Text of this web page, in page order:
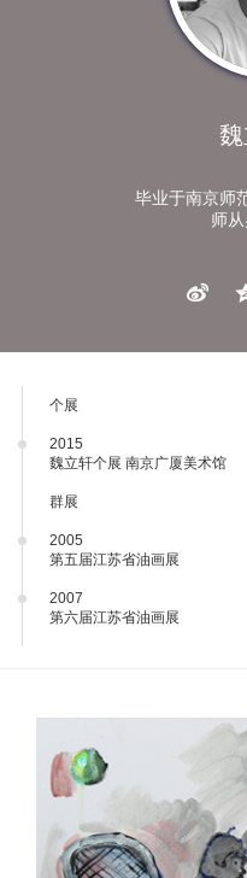
毕业于南京师
师
个展
2015
魏立轩个展 南京广厦美术馆
群展
2005
第五届江苏省油画展
2007
第六届江苏省油画展